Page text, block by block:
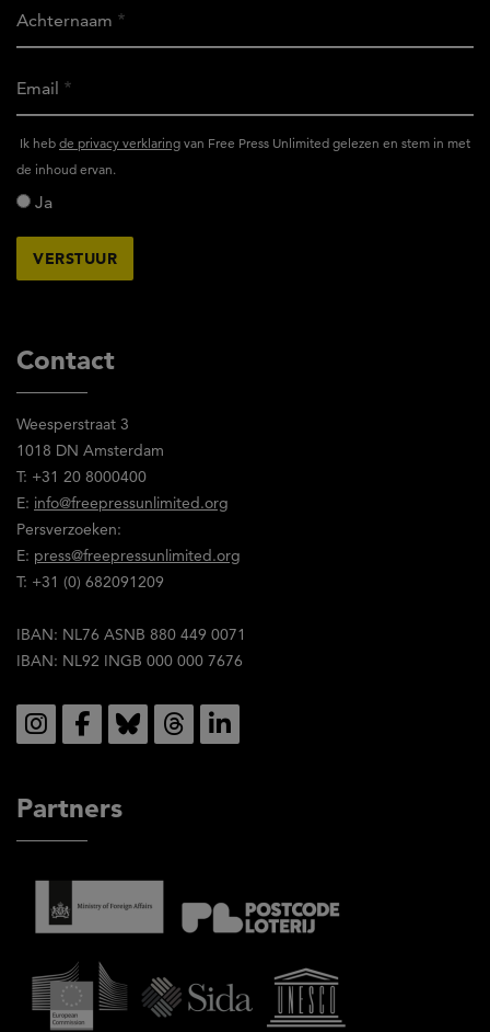
Contact
Weesperstraat 3
1018 DN Amsterdam
T: +31 20 8000400
E: info@freepressunlimited.org
Persverzoeken:
E: press@freepressunlimited.org
T: +31 (0) 682091209
IBAN: NL76 ASNB 880 449 0071
IBAN: NL92 INGB 000 000 7676
Social
Partners
Achternaam
Email
Ik
heb
het
reglement
van
Unlimited
stem
in
met
de
inhoud
ervan.
Ik heb de privacy verklaring van Free Press Unlimited gelezen en stem in met
de inhoud ervan.
Ja